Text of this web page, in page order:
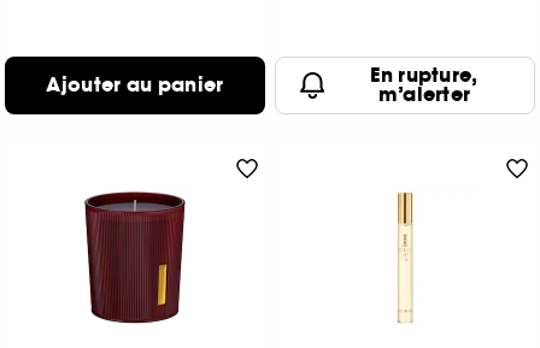
Ajouter au panier En rupture,
m’alerter